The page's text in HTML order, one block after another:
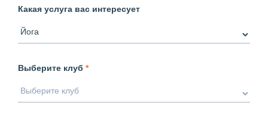
Какая услуга вас интересует
Выберите клуб *